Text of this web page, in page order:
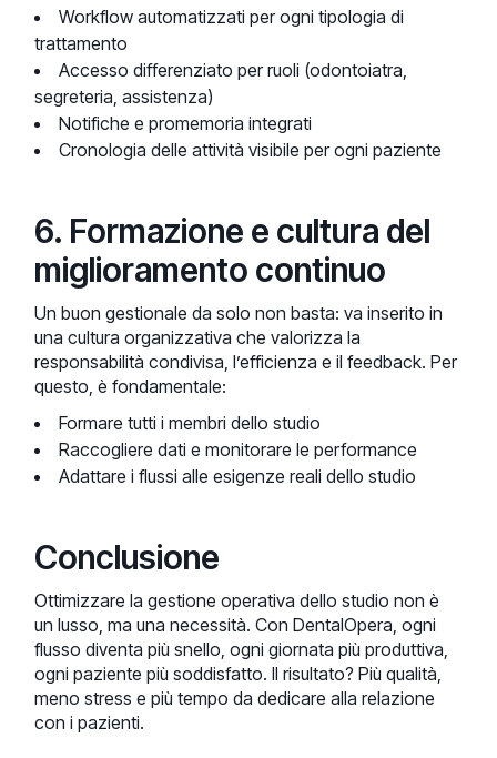
Workflow automatizzati per ogni tipologia di
trattamento
Accesso differenziato per ruoli (odontoiatra,
segreteria, assistenza)
Notifiche e promemoria integrati
Cronologia delle attività visibile per ogni paziente
6. Formazione e cultura del
miglioramento continuo
Un buon gestionale da solo non basta: va inserito in
una cultura organizzativa che valorizza la
responsabilità condivisa, l’efficienza e il feedback. Per
questo, è fondamentale:
Formare tutti i membri dello studio
Raccogliere dati e monitorare le performance
Adattare i flussi alle esigenze reali dello studio
Conclusione
Ottimizzare la gestione operativa dello studio non è
un lusso, ma una necessità. Con DentalOpera, ogni
flusso diventa più snello, ogni giornata più produttiva,
ogni paziente più soddisfatto. Il risultato? Più qualità,
meno stress e più tempo da dedicare alla relazione
con i pazienti.